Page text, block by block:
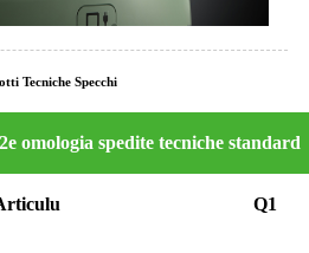
Tecniche Specchi
omologia spedite tecniche standard
Q1